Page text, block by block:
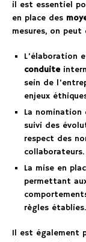
il est essentiel
en place des
mesures, on peut
L’élaboration
conduite
sein de
enjeux
La nomination
suivi des
respect des
collaborateurs.
La mise en
permettant
règles établies.
Il est également